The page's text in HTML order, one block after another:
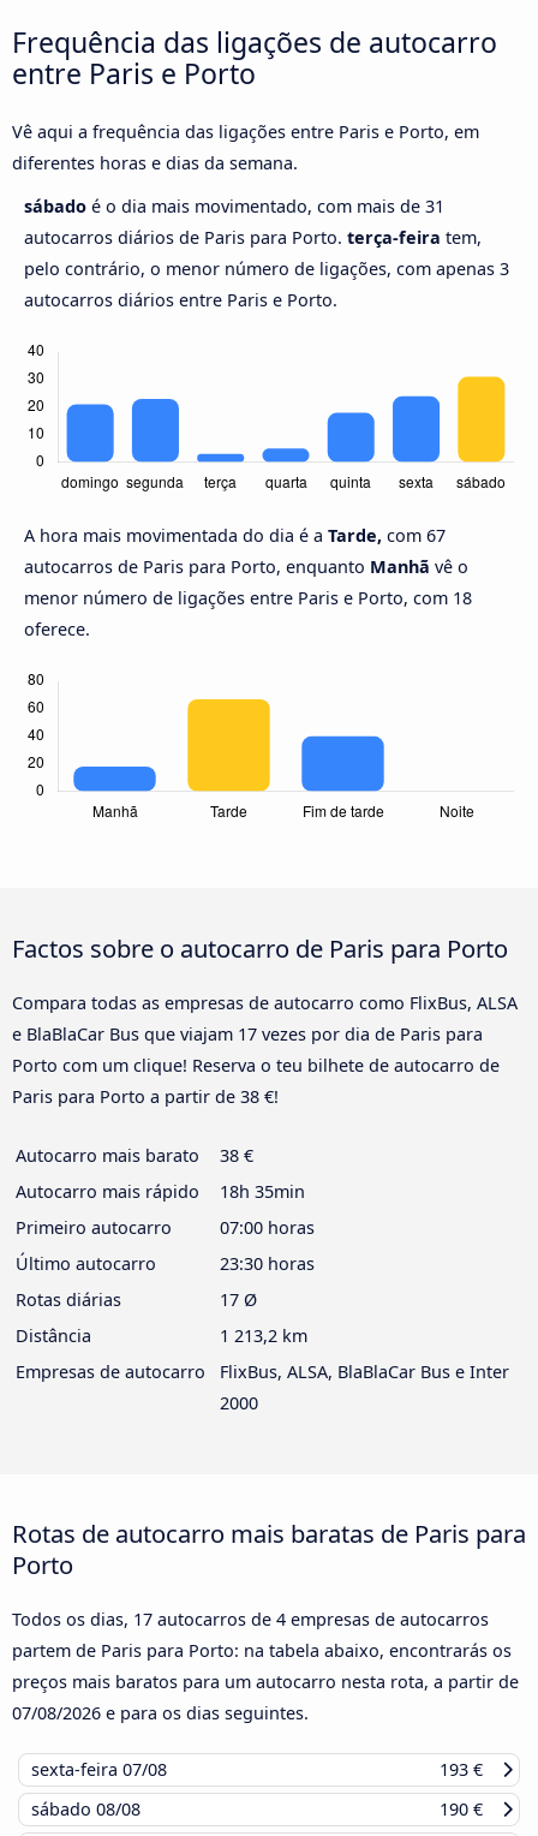
Frequência das ligações de autocarro
entre Paris e Porto
Vê aqui a frequência das ligações entre Paris e Porto, em
diferentes horas e dias da semana.
sábado é o dia mais movimentado, com mais de 31
autocarros diários de Paris para Porto. terça-feira tem,
pelo contrário, o menor número de ligações, com apenas 3
autocarros diários entre Paris e Porto.
A hora mais movimentada do dia é a Tarde, com 67
autocarros de Paris para Porto, enquanto Manhã vê o
menor número de ligações entre Paris e Porto, com 18
oferece.
Factos sobre o autocarro de Paris para Porto
Compara todas as empresas de autocarro como FlixBus, ALSA
e BlaBlaCar Bus que viajam 17 vezes por dia de Paris para
Porto com um clique! Reserva o teu bilhete de autocarro de
Paris para Porto a partir de 38 €!
Autocarro mais barato
38 €
Autocarro mais rápido
18h 35min
Primeiro autocarro
07:00 horas
Último autocarro
23:30 horas
Rotas diárias
17 Ø
Distância
1 213,2 km
Empresas de autocarro
FlixBus, ALSA, BlaBlaCar Bus e Inter
2000
Rotas de autocarro mais baratas de Paris para
Porto
Todos os dias, 17 autocarros de 4 empresas de autocarros
partem de Paris para Porto: na tabela abaixo, encontrarás os
preços mais baratos para um autocarro nesta rota, a partir de
07/08/2026 e para os dias seguintes.
sexta-feira 07/08
193 €
sábado 08/08
190 €